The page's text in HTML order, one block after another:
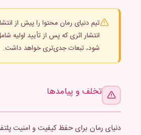
تیم دنیای رمان محتوا را پیش از
انتشار اثری که پس از تأیید اولیه
شود، تبعات جدی‌تری خواهد داشت.
تخلف و پیامدها
دنیای رمان برای حفظ کیفیت و امنیت